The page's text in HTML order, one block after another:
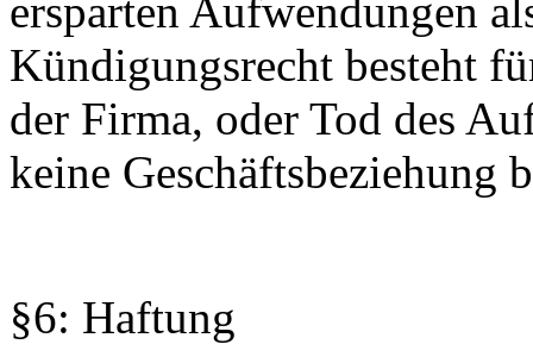
ersparten Aufwendungen
Kündigungsrecht besteht
der Firma, oder Tod des
keine Geschäftsbeziehung
§6: Haftung